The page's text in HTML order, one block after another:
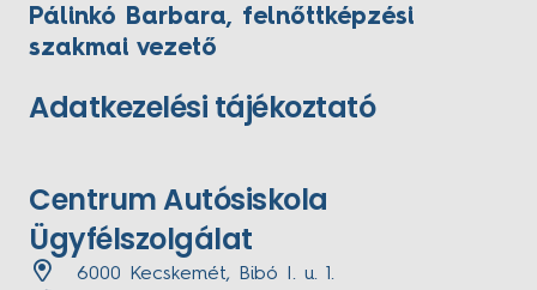
Pálinkó Barbara, felnőttképzési
szakmai vezető
Adatkezelési tájékoztató
Centrum Autósiskola
Ügyfélszolgálat
6000 Kecskemét, Bibó I. u. 1.